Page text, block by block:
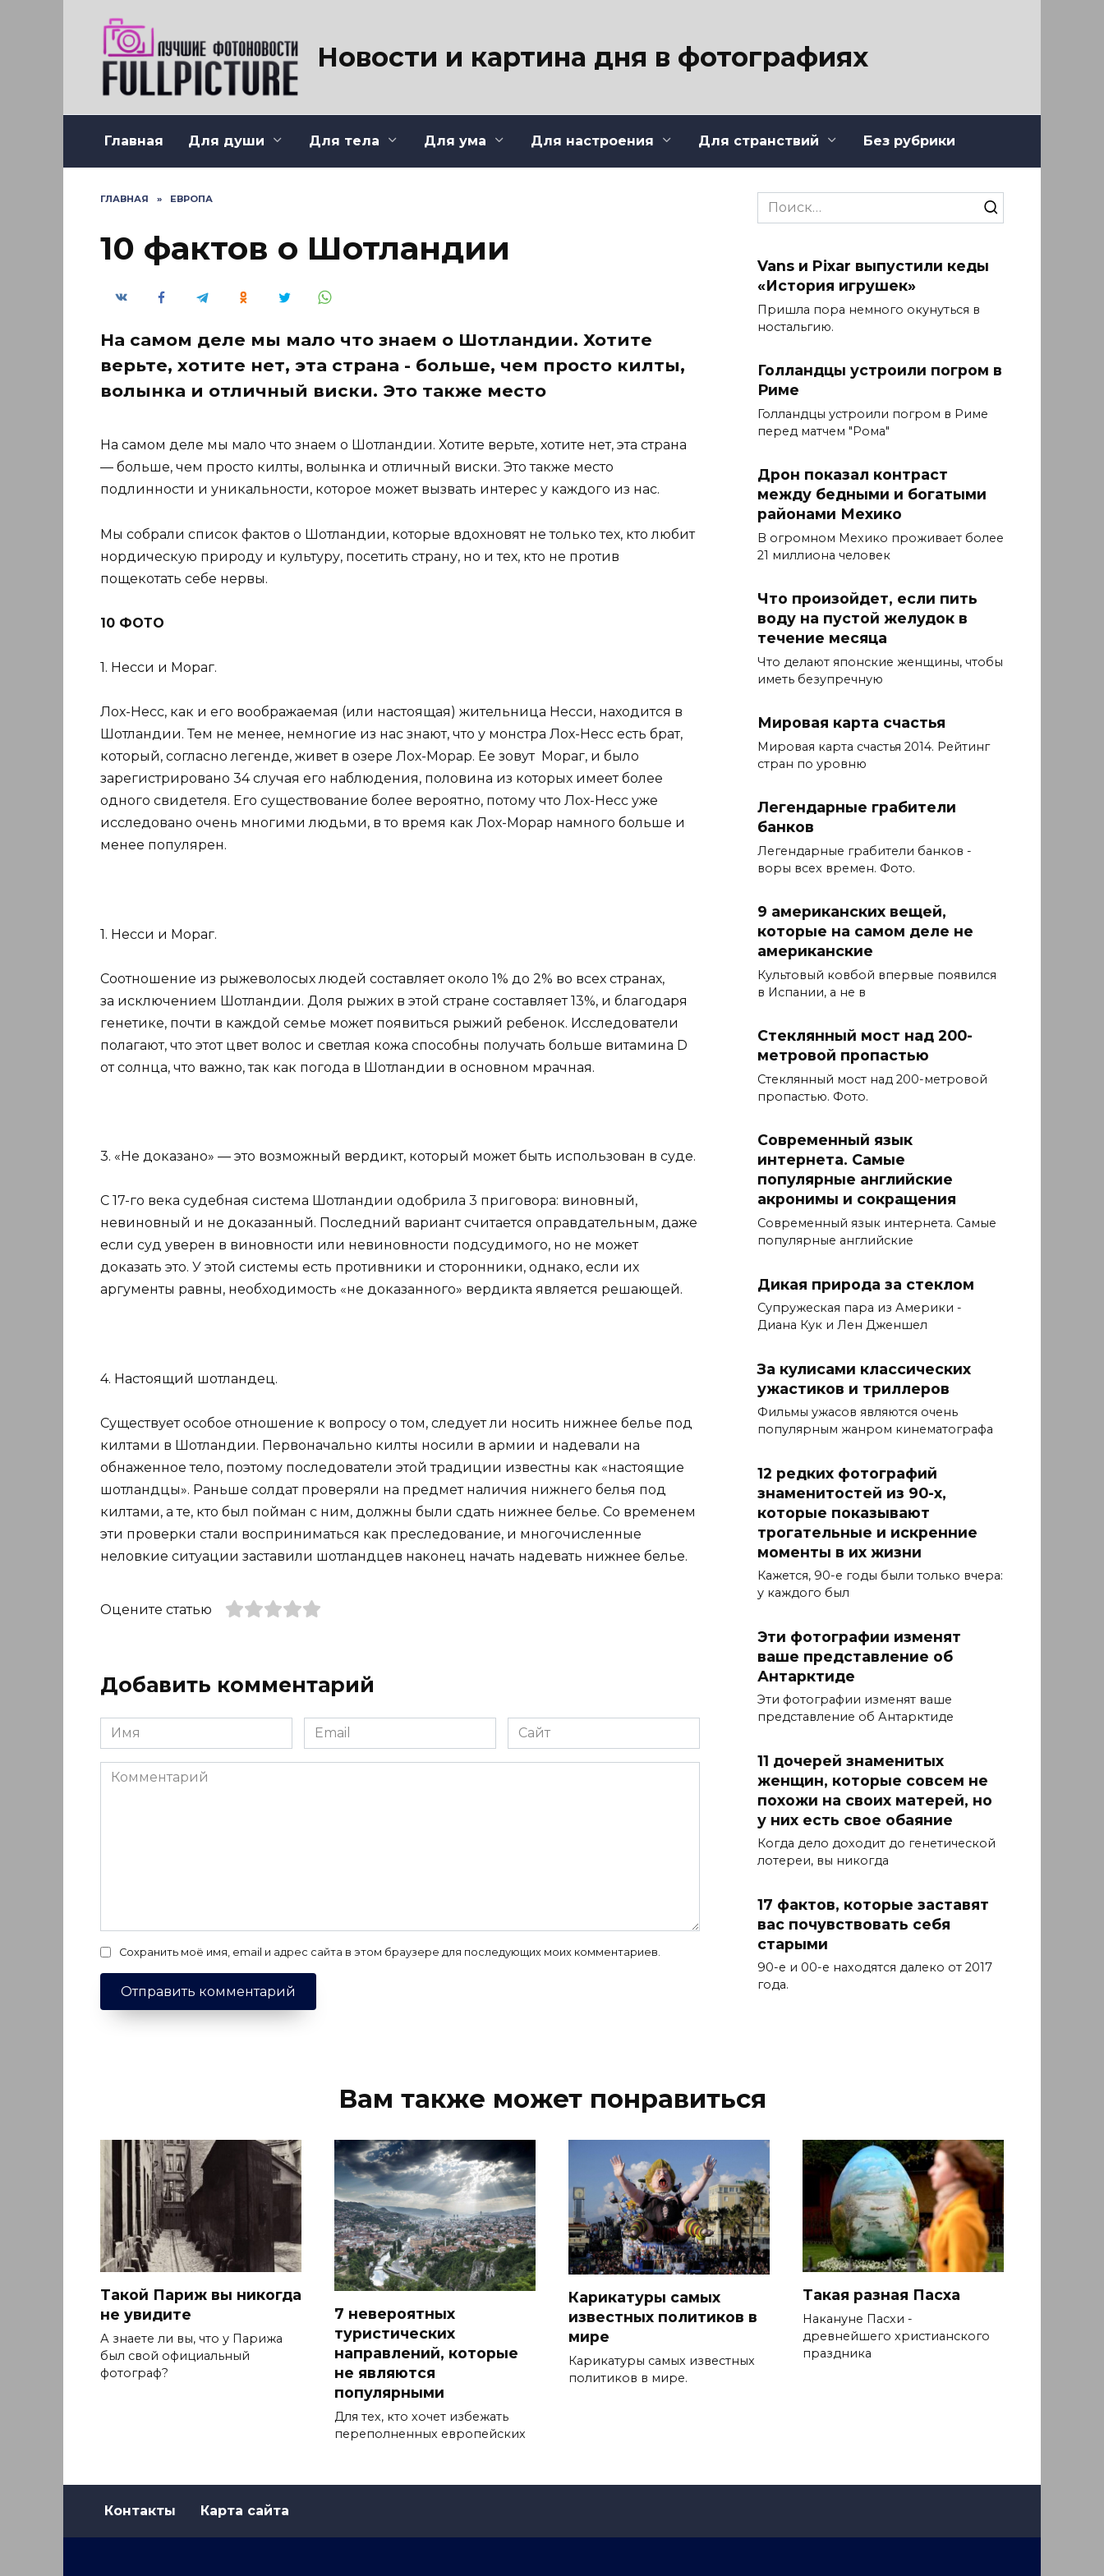
Новости и картина дня в фотографиях
Главная Для души Для тела Для ума Для настроения Для странствий Без рубрики
ГЛАВНАЯ » ЕВРОПА
10 фактов о Шотландии
На самом деле мы мало что знаем о Шотландии. Хотите
верьте, хотите нет, эта страна - больше, чем просто килты,
волынка и отличный виски. Это также место
На самом деле мы мало что знаем о Шотландии. Хотите верьте, хотите нет, эта страна
— больше, чем просто килты, волынка и отличный виски. Это также место
подлинности и уникальности, которое может вызвать интерес у каждого из нас.
Мы собрали список фактов о Шотландии, которые вдохновят не только тех, кто любит
нордическую природу и культуру, посетить страну, но и тех, кто не против
пощекотать себе нервы.
10 ФОТО
1. Несси и Мораг.
Лох-Несс, как и его воображаемая (или настоящая) жительница Несси, находится в
Шотландии. Тем не менее, немногие из нас знают, что у монстра Лох-Несс есть брат,
который, согласно легенде, живет в озере Лох-Морар. Ее зовут Мораг, и было
зарегистрировано 34 случая его наблюдения, половина из которых имеет более
одного свидетеля. Его существование более вероятно, потому что Лох-Несс уже
исследовано очень многими людьми, в то время как Лох-Морар намного больше и
менее популярен.
1. Несси и Мораг.
Соотношение из рыжеволосых людей составляет около 1% до 2% во всех странах,
за исключением Шотландии. Доля рыжих в этой стране составляет 13%, и благодаря
генетике, почти в каждой семье может появиться рыжий ребенок. Исследователи
полагают, что этот цвет волос и светлая кожа способны получать больше витамина D
от солнца, что важно, так как погода в Шотландии в основном мрачная.
3. «Не доказано» — это возможный вердикт, который может быть использован в суде.
С 17-го века судебная система Шотландии одобрила 3 ​​приговора: виновный,
невиновный и не доказанный. Последний вариант считается оправдательным, даже
если суд уверен в виновности или невиновности подсудимого, но не может
доказать это. У этой системы есть противники и сторонники, однако, если их
аргументы равны, необходимость «не доказанного» вердикта является решающей.
4. Настоящий шотландец.
Существует особое отношение к вопросу о том, следует ли носить нижнее белье под
килтами в Шотландии. Первоначально килты носили в армии и надевали на
обнаженное тело, поэтому последователи этой традиции известны как «настоящие
шотландцы». Раньше солдат проверяли на предмет наличия нижнего белья под
килтами, а те, кто был пойман с ним, должны были сдать нижнее белье. Со временем
эти проверки стали восприниматься как преследование, и многочисленные
неловкие ситуации заставили шотландцев наконец начать надевать нижнее белье.
Оцените статью
Добавить комментарий
Имя
*
Email
*
Сайт
Комментарий
Сохранить моё имя, email и адрес сайта в этом браузере для последующих моих комментариев.
Search
for:
Vans и Pixar выпустили кеды
«История игрушек»
Пришла пора немного окунуться в
ностальгию.
Голландцы уcтроили погром в
Риме
Голландцы уcтроили погром в Риме
перед матчем "Рома"
Дрон показал контраст
между бедными и богатыми
районами Мехико
В огромном Мехико проживает более
21 миллиона человек
Что произойдет, если пить
воду на пустой желудок в
течение месяца
Что делают японские женщины, чтобы
иметь безупречную
Мировая карта счастья
Мировая карта счастья 2014. Рейтинг
стран по уровню
Легендарные грабители
банков
Легендарные грабители банков -
воры всех времен. Фото.
9 американских вещей,
которые на самом деле не
американские
Культовый ковбой впервые появился
в Испании, а не в
Стеклянный мост над 200-
метровой пропастью
Стеклянный мост над 200-метровой
пропастью. Фото.
Современный язык
интернета. Самые
популярные английские
акронимы и сокращения
Современный язык интернета. Самые
популярные английские
Дикая природа за стеклом
Супружеская пара из Америки -
Диана Кук и Лен Дженшел
За кулисами классических
ужастиков и триллеров
Фильмы ужасов являются очень
популярным жанром кинематографа
12 редких фотографий
знаменитостей из 90-х,
которые показывают
трогательные и искренние
моменты в их жизни
Кажется, 90-е годы были только вчера:
у каждого был
Эти фотографии изменят
ваше представление об
Антарктиде
Эти фотографии изменят ваше
представление об Антарктиде
11 дочерей знаменитых
женщин, которые совсем не
похожи на своих матерей, но
у них есть свое обаяние
Когда дело доходит до генетической
лотереи, вы никогда
17 фактов, которые заставят
вас почувствовать себя
старыми
90-е и 00-е находятся далеко от 2017
года.
Вам также может понравиться
Такой Париж вы никогда
не увидите
А знаете ли вы, что у Парижа
был свой официальный
фотограф?
7 невероятных
туристических
направлений, которые
не являются
популярными
Для тех, кто хочет избежать
переполненных европейских
Карикатуры самых
известных политиков в
мире
Карикатуры самых известных
политиков в мире.
Такая разная Пасха
Накануне Пасхи -
древнейшего христианского
праздника
Контакты Карта сайта